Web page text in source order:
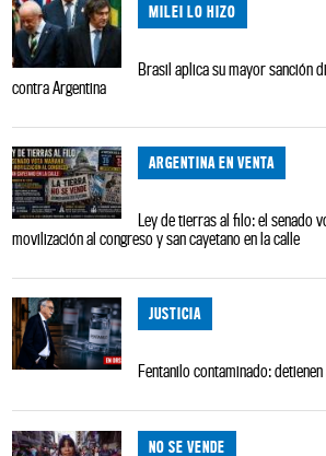
MILEI LO HIZO
Brasil aplica su mayor sanción
contra Argentina
ARGENTINA EN VENTA
Ley de tierras al filo: el senado
movilización al congreso y san cayetano en la calle
JUSTICIA
Fentanilo contaminado:
NO SE VENDE